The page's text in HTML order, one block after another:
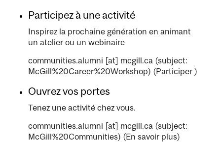
Participez à une activité
Inspirez la prochaine génération en animant
un atelier ou un webinaire
communities.alumni [at] mcgill.ca (subject:
McGill%20Career%20Workshop) (Participer )
Ouvrez vos portes
Tenez une activité chez vous.
communities.alumni [at] mcgill.ca (subject:
McGill%20Communities) (En savoir plus)